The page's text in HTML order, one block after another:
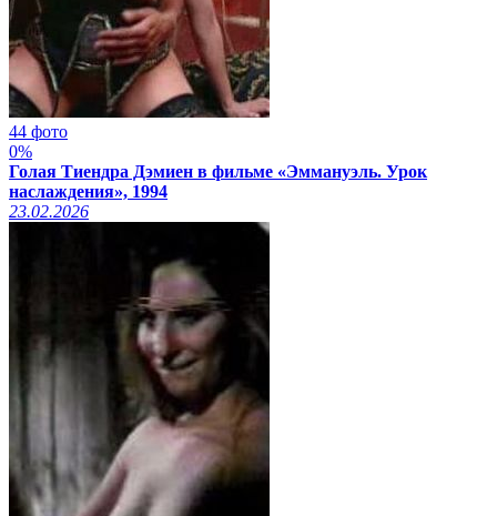
44 фото
0%
Голая Тиендра Дэмиен в фильме «Эммануэль. Урок
наслаждения», 1994
23.02.2026